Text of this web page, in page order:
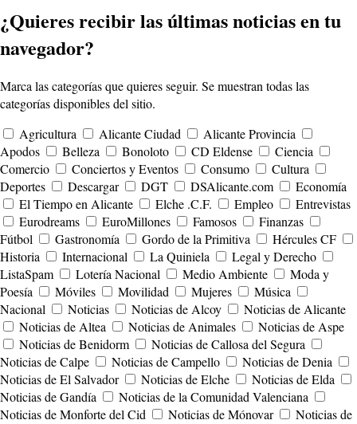
¿Quieres recibir las últimas noticias en tu
navegador?
Marca las categorías que quieres seguir. Se muestran todas las
categorías disponibles del sitio.
Agricultura
Alicante Ciudad
Alicante Provincia
Apodos
Belleza Bonoloto CD Eldense
Ciencia
Comercio
Conciertos y Eventos Consumo
Cultura
Deportes
Descargar DGT DSAlicante.com
Economía
El Tiempo en Alicante
Elche .C.F. Empleo
Entrevistas
Eurodreams
EuroMillones Famosos
Finanzas
Fútbol
Gastronomía Gordo de la Primitiva
Hércules CF
Historia
Internacional La Quiniela
Legal y Derecho
ListaSpam
Lotería Nacional Medio Ambiente
Moda y
Poesía
Móviles Movilidad Mujeres
Música
Nacional
Noticias Noticias de Alcoy
Noticias de Alicante
Noticias de Altea
Noticias de Animales
Noticias de Aspe
Noticias de Benidorm
Noticias de Callosa del Segura
Noticias de Calpe
Noticias de Campello
Noticias de Denia
Noticias de El Salvador
Noticias de Elche
Noticias de Elda
Noticias de Gandía
Noticias de la Comunidad Valenciana
Noticias de Monforte del Cid
Noticias de Mónovar
Noticias de